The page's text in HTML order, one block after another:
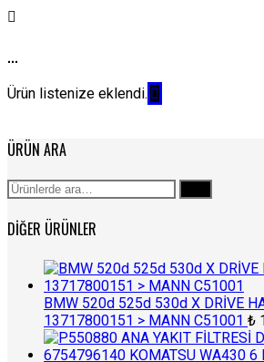
...
Ürün listenize eklendi.
ÜRÜN ARA
Ara:
DIĞER ÜRÜNLER
BMW 520d 525d 530d X DRİVE
13717800151 > MANN C51001 ₺